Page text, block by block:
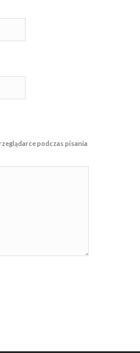
podczas pisania